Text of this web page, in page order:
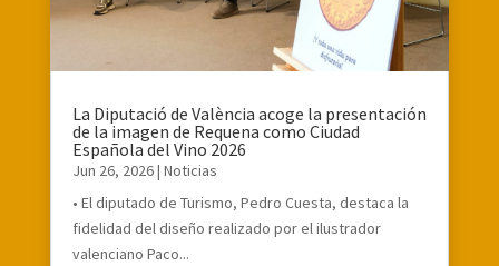
La Diputació de València acoge la presentación
de la imagen de Requena como Ciudad
Española del Vino 2026
Jun 26, 2026| Noticias
• El diputado de Turismo, Pedro Cuesta, destaca la
fidelidad del diseño realizado por el ilustrador
valenciano Paco...